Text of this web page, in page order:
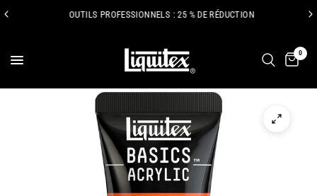
OUTILS PROFESSIONNELS : 25 % DE RÉDUCTION
0